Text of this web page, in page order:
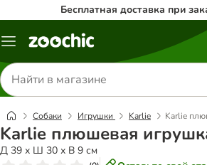
Бесплатная доставка при
Каталог
Поиск
товаров
Собаки Игрушки Karlie Karlie
Karlie плюшевая
Д 39 х Ш 30 х В 9 см